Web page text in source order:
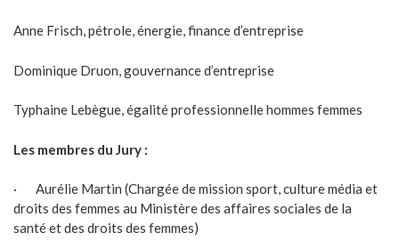
Anne Frisch, pétrole, énergie, finance d’entreprise
Dominique Druon, gouvernance d’entreprise
Typhaine Lebègue, égalité professionnelle hommes femmes
Les membres du Jury :
· Aurélie Martin (Chargée de mission sport, culture média et
droits des femmes au Ministère des affaires sociales de la
santé et des droits des femmes)